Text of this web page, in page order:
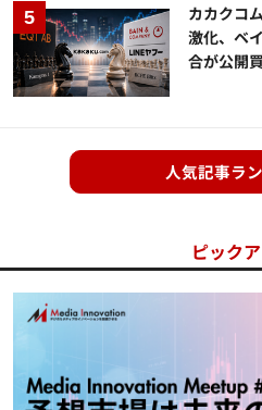
カカクコ
激化、ベ
合が公開
人気記事ラ
ピック